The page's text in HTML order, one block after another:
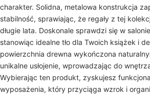
charakter. Solidna, metalowa konstrukcja
stabilność, sprawiając, że regały z tej
długie lata. Doskonale sprawdzi się w
stanowiąc idealne tło dla Twoich książek i
powierzchnia drewna wykończona
unikalne usłojenie, wprowadzając do
Wybierając ten produkt, zyskujesz
wyposażenia, który przyciąga wzrok i